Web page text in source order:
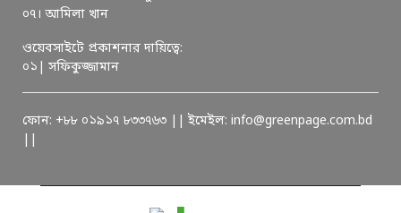
০৭। আমিলা খান
ওয়েবসাইটে প্রকাশনার দায়িত্বে:
০১| সফিকুজ্জামান
ফোন: +৮৮ ০১৯১৭ ৮৩৩৭৬৩ || ইমেইল: info@greenpage.com.bd